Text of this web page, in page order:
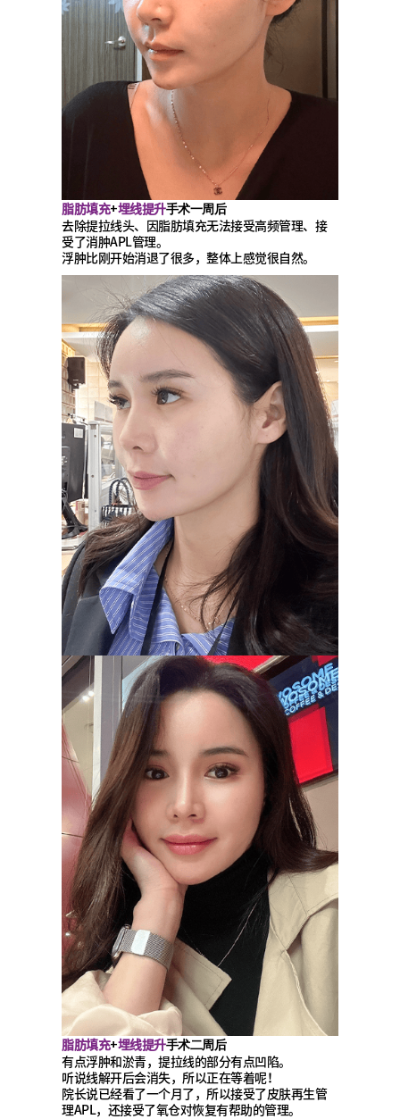
脂肪填充+埋线提升手术一周后
去除提拉线头、因脂肪填充无法接受高频管理、接
受了消肿APL管理。
浮肿比刚开始消退了很多，整体上感觉很自然。
脂肪填充+埋线提升手术二周后
有点浮肿和淤青，提拉线的部分有点凹陷。
听说线解开后会消失，所以正在等着呢！
院长说已经看了一个月了，所以接受了皮肤再生管
理APL，还接受了氧仓对恢复有帮助的管理。